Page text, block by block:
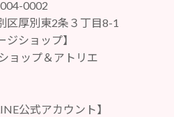
0002
区厚別東2条３丁目8-1
ジショップ】
ョップ＆アトリエ
公式アカウント】